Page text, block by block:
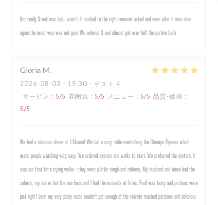
Not really Steak was bad,, wasn’t. It cooked to the right remover asked and even after it was done
again the meat was was not good We ordered 3 and almost got over half the portion back
Gloria M
2026-08-03 - 19:30 - ゲスト 4
サービス : 5/5 雰囲気 : 5/5 メニュー : 5/5 品質-価格 :
5/5
We had a delicious dinner at L’Alsace! We had a cozy table overlooking the Champs-Elysees which
made people watching very easy. We ordered oysters and welks to start. We preferred the oysters. It
was our first time trying welks - they were a little tough and rubbery. My husband and niece had the
salmon, my sister had the sea bass and I had the mussels et frites. Food was tasty and portions were
just right! Even my very picky niece couldn’t get enough of the velvety mashed potatoes and delicious